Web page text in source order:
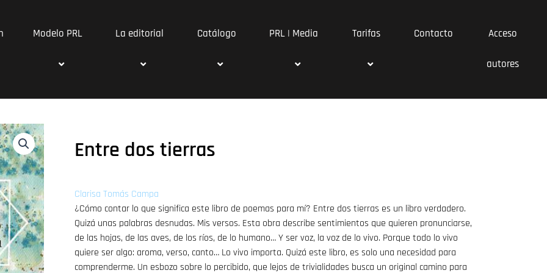
Modelo PRL La editorial Catálogo PRL | Media Tarifas Contacto Acceso
autores
Entre dos tierras
Clarisa Tomás Campa
¿Cómo contar lo que significa este libro de poemas para mí? Entre dos tierras es un libro verdadero.
Quizá unas palabras desnudas. Mis versos. Esta obra describe sentimientos que quieren pronunciarse,
de las hojas, de las aves, de los ríos, de lo humano… Y ser voz, la voz de lo vivo. Porque todo lo vivo
quiere ser algo: aroma, verso, canto… Lo vivo importa. Quizá este libro, es solo una necesidad para
comprenderme. Un esbozo sobre lo percibido, que lejos de trivialidades busca un original camino para